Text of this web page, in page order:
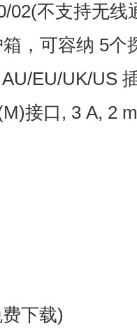
02(不支持无线
，可容纳 5个
EU/UK/US
接口, 3 A, 2 m
下载)